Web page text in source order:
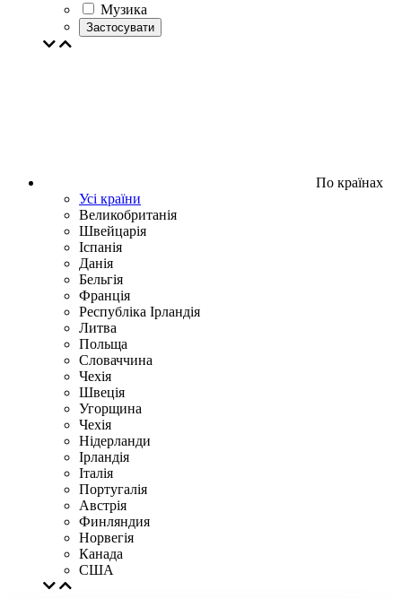
Музика
Застосувати
По країнах
Усі країни
Великобританія
Швейцарія
Іспанія
Данія
Бельгія
Франція
Республіка Ірландія
Литва
Польща
Словаччина
Чехія
Швецiя
Угорщина
Чехія
Нідерланди
Iрландія
Iталiя
Португалія
Австрія
Финляндия
Норвегія
Канада
США